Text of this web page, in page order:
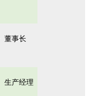
董事长
生产经理